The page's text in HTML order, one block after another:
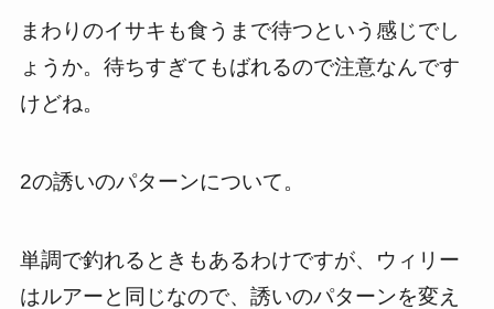
まわりのイサキも食うまで待つという感じでし
ょうか。待ちすぎてもばれるので注意なんです
けどね。
2の誘いのパターンについて。
単調で釣れるときもあるわけですが、ウィリー
はルアーと同じなので、誘いのパターンを変え